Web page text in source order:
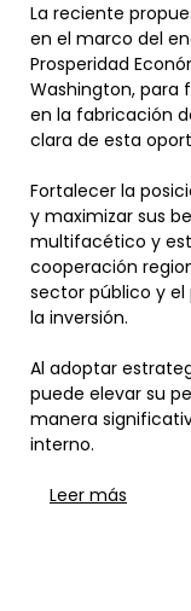
La reciente
en el marco del
Prosperidad
Washington, para
en la fabricación
clara de esta
Fortalecer la
y maximizar sus
multifacético y
cooperación
sector público y el
la inversión.
Al adoptar
puede elevar su
manera
interno.
Leer más